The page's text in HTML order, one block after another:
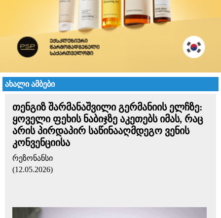
ახალი ამბები
თენგიზ შარმანაშვილი გერმანიის ელჩზე:
ყოველი ფეხის ნაბიჯზე აკეთებს იმას, რაც
არის პირდაპირ საწინააღმდეგო ვენის
კონვენციისა
რეზონანსი
(12.05.2026)